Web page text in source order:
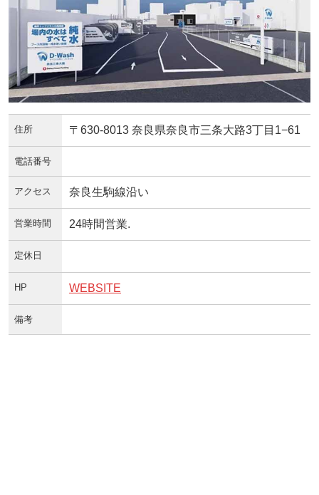
住所 〒630-8013 奈良県奈良市三条大路3丁目1−61
電話番号
アクセス 奈良生駒線沿い
営業時間 24時間営業.
定休日
HP WEBSITE
備考